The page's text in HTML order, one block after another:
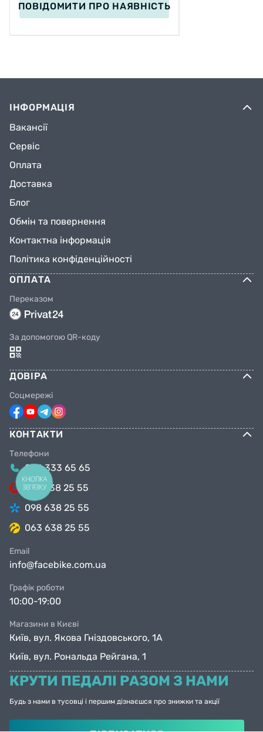
ПОВІДОМИТИ ПРО НАЯВНІСТЬ
ІНФОРМАЦІЯ
Вакансії
Сервіс
Оплата
Доставка
Блог
Обмін та повернення
Контактна інформація
Політика конфіденційності
ОПЛАТА
Переказом
За допомогою QR-коду
ДОВІРА
Соцмережі
КОНТАКТИ
Телефони
044 333 65 65
099 638 25 55
098 638 25 55
063 638 25 55
Email
info@facebike.com.ua
Графік роботи
10:00-19:00
Магазини в Києві
Київ, вул. Якова Гніздовського, 1А
Київ, вул. Рональда Рейгана, 1
КРУТИ ПЕДАЛІ РАЗОМ З НАМИ
Будь з нами в тусовці і першим дізнаєшся про знижки та акції
КНОПКА
ЗВ'ЯЗКУ